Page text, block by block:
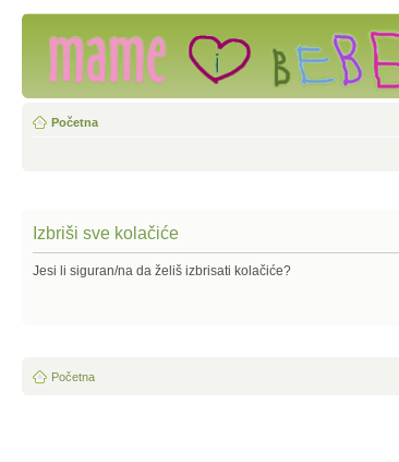
Početna
Izbriši sve kolačiće
Jesi li siguran/na da želiš izbrisati kolačiće?
Početna